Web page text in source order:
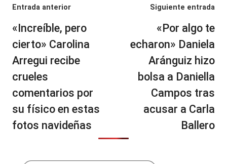
Navegación
de
entradas
Entrada anterior
«Increíble, pero
cierto» Carolina
Arregui recibe
crueles
comentarios por
su físico en estas
fotos navideñas
Siguiente entrada
«Por algo te
echaron» Daniela
Aránguiz hizo
bolsa a Daniella
Campos tras
acusar a Carla
Ballero